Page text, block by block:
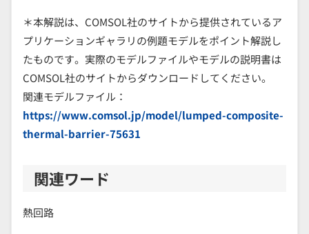
＊本解説は、COMSOL社のサイトから提供されているア
プリケーションギャラリの例題モデルをポイント解説し
たものです。実際のモデルファイルやモデルの説明書は
COMSOL社のサイトからダウンロードしてください。
関連モデルファイル：
https://www.comsol.jp/model/lumped-composite-
thermal-barrier-75631
関連ワード
熱回路